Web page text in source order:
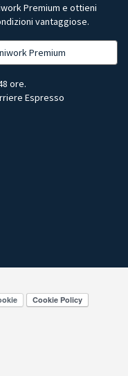
Premium e ottieni
vantaggiose.
Premium
ore.
Espresso